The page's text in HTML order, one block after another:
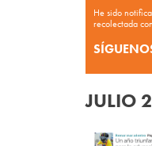
He sido
recolectada
JULIO